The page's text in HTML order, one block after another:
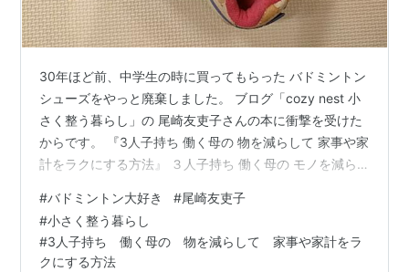
30年ほど前、中学生の時に買ってもらった バドミントン
シューズをやっと廃棄しました。 ブログ「cozy nest 小
さく整う暮らし」の 尾崎友吏子さんの本に衝撃を受けた
からです。 『3人子持ち 働く母の 物を減らして 家事や家
計をラクにする方法』 ３人子持ち 働く母の モノを減ら
KADOKAWA Amazon 尾崎さんの本は、別の本を以前読
んだことがあり、 ブログも拝読させていただいていま
す。 物を減らすテーマの本を読み、 その都度、物を捨て
#バドミントン大好き #尾崎友吏子
#小さく整う暮らし
#3人子持ち 働く母の 物を減らして 家事や家計をラ
クにする方法